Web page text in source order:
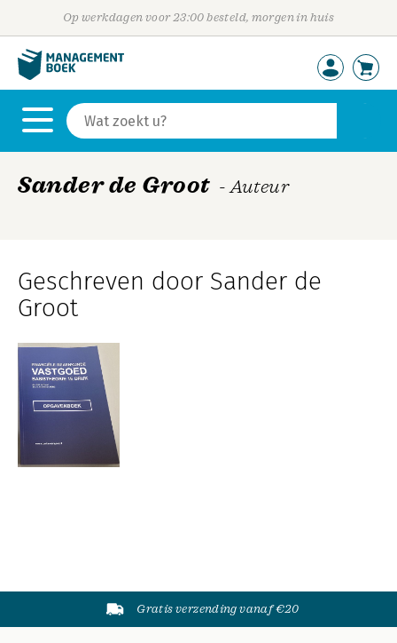
Op werkdagen voor 23:00 besteld, morgen in huis
Sander de Groot - Auteur
Geschreven door Sander de
Groot
Gratis verzending vanaf €20